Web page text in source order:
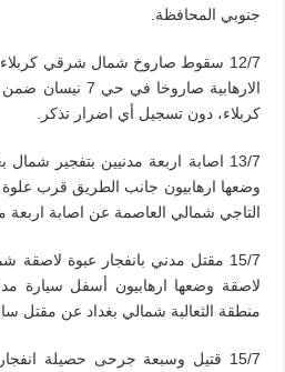
جنوبي المحافظة.
12/7 سقوط صاروخ شمال شرقي
الارهابية
كربلاء، دون تسجيل أي اضرار تذكر.
13/7 اصابة اربعة مدنيين بتفجير
وضعها ارهابيون جانب الطريق قرب
التاجي شمالي العاصمة عن اصابة اربعة
15/7 مقتل مدني بانفجار عبوة لاصقة
لاصقة وضعها ارهابيون أسفل سيارة
منطقة الثعالبة شمالي بغداد عن مقتل
15/7 قتيل وسبعة جرحى حصيلة